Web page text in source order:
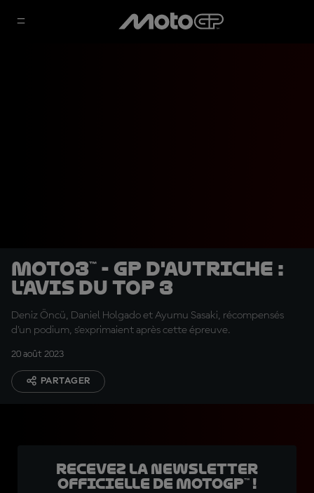
Moto3™ - GP d'Autriche :
l'avis du top 3
Deniz Öncü, Daniel Holgado et Ayumu Sasaki, récompensés
d'un podium, s'exprimaient après cette épreuve.
20 août 2023
PARTAGER
Recevez la Newsletter
officielle de MotoGP™ !